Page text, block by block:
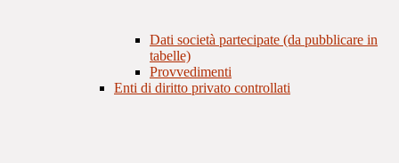
Dati società partecipate (da pubblicare in
tabelle)
Provvedimenti
Enti di diritto privato controllati